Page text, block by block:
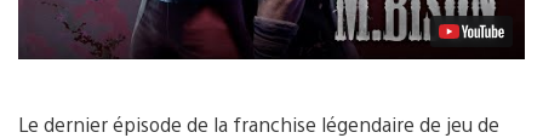
Le dernier épisode de la franchise légendaire de jeu de